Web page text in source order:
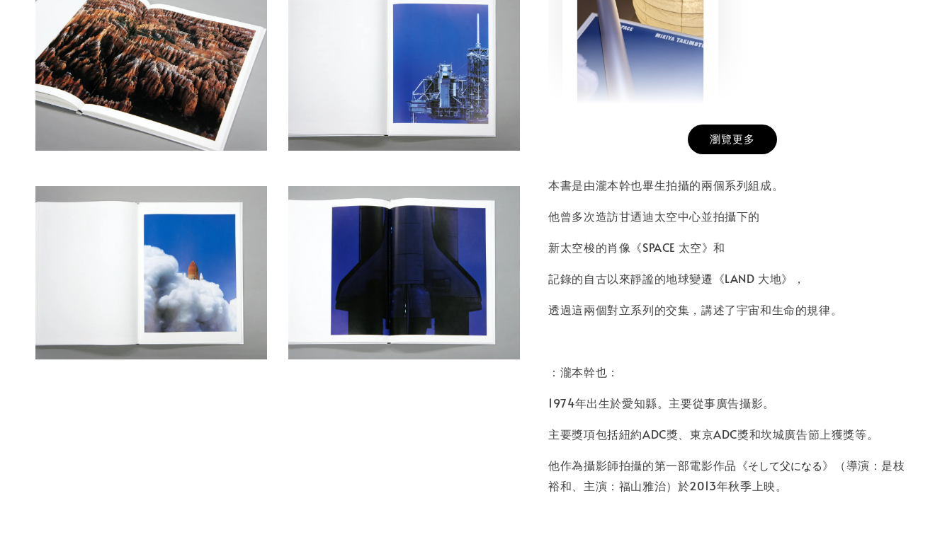
NT$ 50
- +
加入購物車
瀏覽更多
本書是由瀧本幹也畢生拍攝的兩個系列組成。
他曾多次造訪甘迺迪太空中心並拍攝下的
新太空梭的肖像《SPACE 太空》和
記錄的自古以來靜謐的地球變遷《LAND 大地》，
透過這兩個對立系列的交集，講述了宇宙和生命的規律。
：瀧本幹也：
1974年出生於愛知縣。主要從事廣告攝影。
主要獎項包括紐約ADC獎、東京ADC獎和坎城廣告節上獲獎等。
他作為攝影師拍攝的第一部電影作品《そして父になる》（導演：是枝
裕和、主演：福山雅治）於2013年秋季上映。